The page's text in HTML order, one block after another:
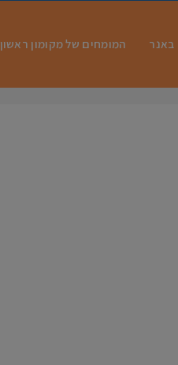
באנר המומחים של מקומון ראשון